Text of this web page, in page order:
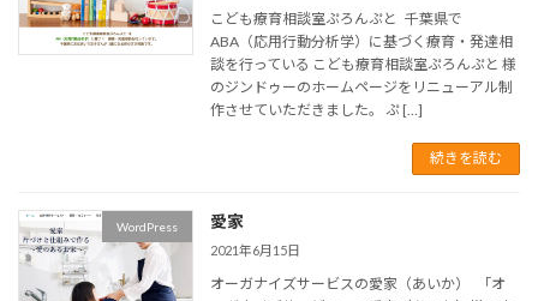
こども療育相談室ぷろんぷと 千葉県で
ABA（応用行動分析学）に基づく療育・発達相
談を行っている こども療育相談室ぷろんぷと 様
のジンドゥーのホームページをリニューアル制
作させていただきました。 ぷ […]
続きを読む
WordPress 愛家
2021年6月15日
オーガナイズサービスの愛家（あいか） 「オ